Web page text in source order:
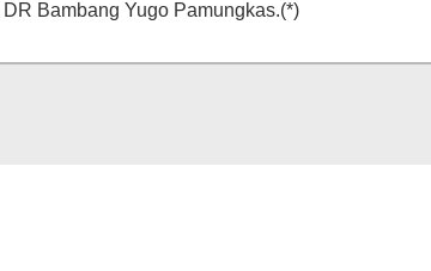
Bambang Yugo Pamungkas.(*)